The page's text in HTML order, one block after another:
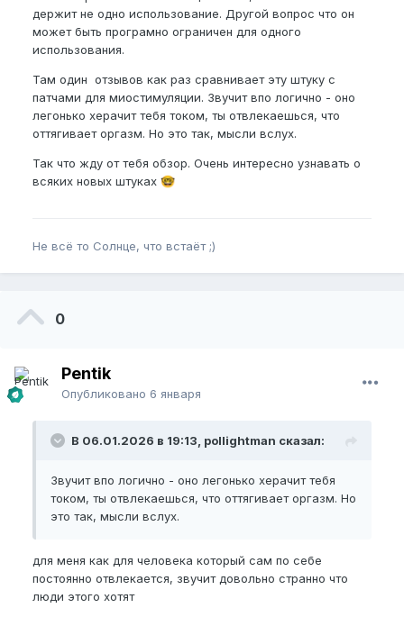
держит не одно использование. Другой вопрос что он
может быть програмно ограничен для одного
использования.
Там один отзывов как раз сравнивает эту штуку с
патчами для миостимуляции. Звучит впо логично - оно
легонько херачит тебя током, ты отвлекаешься, что
оттягивает оргазм. Но это так, мысли вслух.
Так что жду от тебя обзор. Очень интересно узнавать о
всяких новых штуках 🤓
Не всё то Солнце, что встаёт ;)
0
Pentik
Опубликовано 6 января
В 06.01.2026 в 19:13, pollightman сказал:
Звучит впо логично - оно легонько херачит тебя
током, ты отвлекаешься, что оттягивает оргазм. Но
это так, мысли вслух.
для меня как для человека который сам по себе
постоянно отвлекается, звучит довольно странно что
люди этого хотят